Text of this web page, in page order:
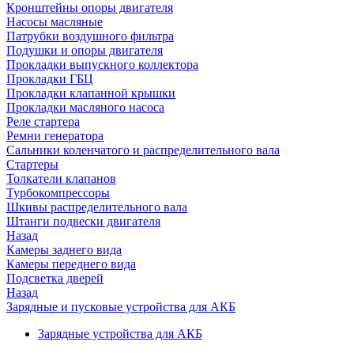
Кронштейны опоры двигателя
Насосы масляные
Патрубки воздушного фильтра
Подушки и опоры двигателя
Прокладки выпускного коллектора
Прокладки ГБЦ
Прокладки клапанной крышки
Прокладки масляного насоса
Реле стартера
Ремни генератора
Сальники коленчатого и распределительного вала
Стартеры
Толкатели клапанов
Турбокомпрессоры
Шкивы распределительного вала
Штанги подвески двигателя
Назад
Камеры заднего вида
Камеры переднего вида
Подсветка дверей
Назад
Зарядные и пусковые устройства для АКБ
Зарядные устройства для АКБ